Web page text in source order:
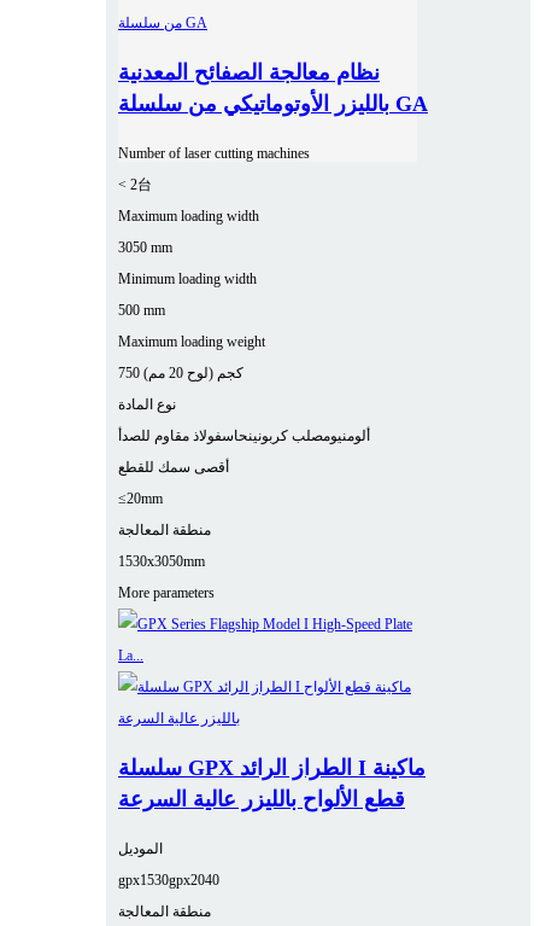
نظام معالجة الصفائح المعدنية
بالليزر الأوتوماتيكي من سلسلة GA
Number of laser cutting machines
< 2台
Maximum loading width
3050 mm
Minimum loading width
500 mm
Maximum loading weight
750 كجم (لوح 20 مم)
نوع المادة
ألومنيومصلب كربونينحاسفولاذ مقاوم للصدأ
أقصى سمك للقطع
≤20mm
منطقة المعالجة
1530x3050mm
More parameters
سلسلة GPX الطراز الرائد I ماكينة
قطع الألواح بالليزر عالية السرعة
الموديل
gpx1530gpx2040
منطقة المعالجة